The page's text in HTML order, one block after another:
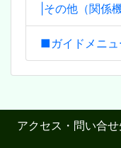
|その他（関係
■ガイドメニュ
アクセス・問い合